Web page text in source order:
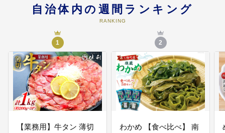
5.安全・安心なまちづくり
生活環境の整備、資源循環型社会
用させていただきます。
06
6.協働のまちづくりと持続可能な
行財政運営
協働のまちづくりの推進、交流・
人権文化の推進等に活用させてい
ただきます。
自治体内の週間ランキング
RANKING
1
【業務用】牛タン 薄切
2
わかめ 【食べ比べ】 南